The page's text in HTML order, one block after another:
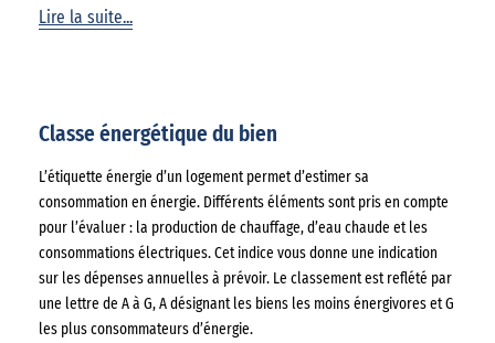
Lire la suite...
Classe énergétique du bien
L’étiquette énergie d’un logement permet d’estimer sa
consommation en énergie. Différents éléments sont pris en compte
pour l’évaluer : la production de chauffage, d’eau chaude et les
consommations électriques. Cet indice vous donne une indication
sur les dépenses annuelles à prévoir. Le classement est reflété par
une lettre de A à G, A désignant les biens les moins énergivores et G
les plus consommateurs d’énergie.